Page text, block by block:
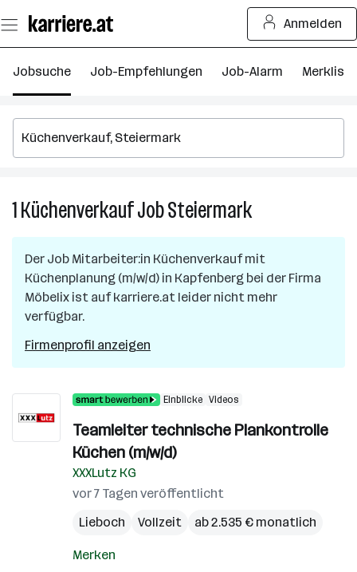
Seiteninhalt
springen
Anmelden
Jobsuche Job-Empfehlungen Job-Alarm Merkliste
1KüchenverkaufJobSteiermark1
in
Steiermark
Der Job Mitarbeiter:in Küchenverkauf mit
Küchenplanung (m/w/d) in Kapfenberg bei der Firma
Möbelix ist auf karriere.at leider nicht mehr
verfügbar.
Firmenprofil anzeigen
Einblicke Videos
Teamleiter technische Plankontrolle
Küchen (m/w/d)
XXXLutz KG
vor 7 Tagen veröffentlicht
Lieboch
Vollzeit ab 2.535 € monatlich
Merken